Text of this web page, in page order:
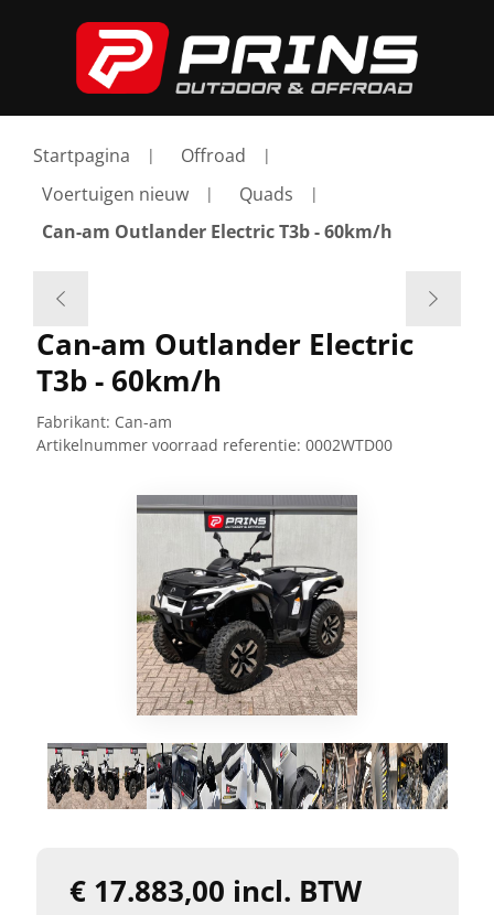
Startpagina
Offroad
Voertuigen nieuw
Quads
Can-am Outlander Electric T3b - 60km/h
Can-am Outlander Electric
T3b - 60km/h
Fabrikant: Can-am
Artikelnummer voorraad referentie: 0002WTD00
€ 17.883,00 incl. BTW